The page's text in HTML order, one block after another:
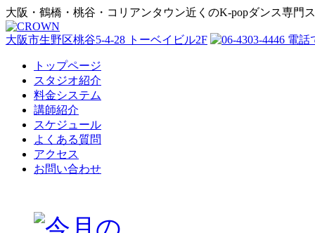
大阪・鶴橋・桃谷・コリアンタウン近くのK-popダンス専門
大阪市生野区桃谷5-4-28 トーベイビル2F
トップページ
スタジオ紹介
料金システム
講師紹介
スケジュール
よくある質問
アクセス
お問い合わせ